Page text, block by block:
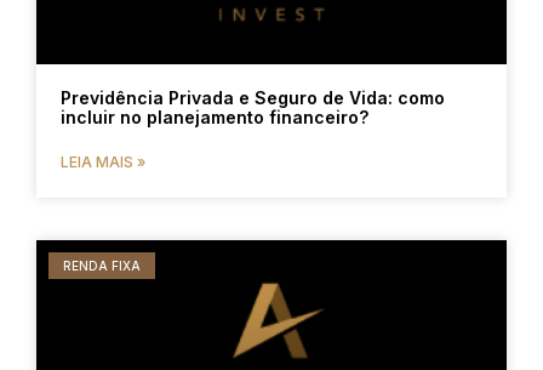
Previdência Privada e Seguro de Vida: como
incluir no planejamento financeiro?
LEIA MAIS »
RENDA FIXA